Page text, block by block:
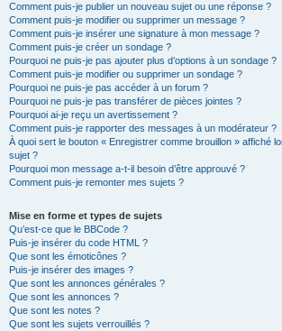
Comment puis-je publier un nouveau sujet ou une réponse ?
Comment puis-je modifier ou supprimer un message ?
Comment puis-je insérer une signature à mon message ?
Comment puis-je créer un sondage ?
Pourquoi ne puis-je pas ajouter plus d’options à un sondage ?
Comment puis-je modifier ou supprimer un sondage ?
Pourquoi ne puis-je pas accéder à un forum ?
Pourquoi ne puis-je pas transférer de pièces jointes ?
Pourquoi ai-je reçu un avertissement ?
Comment puis-je rapporter des messages à un modérateur ?
À quoi sert le bouton « Enregistrer comme brouillon » affiché
sujet ?
Pourquoi mon message a-t-il besoin d’être approuvé ?
Comment puis-je remonter mes sujets ?
Mise en forme et types de sujets
Qu’est-ce que le BBCode ?
Puis-je insérer du code HTML ?
Que sont les émoticônes ?
Puis-je insérer des images ?
Que sont les annonces générales ?
Que sont les annonces ?
Que sont les notes ?
Que sont les sujets verrouillés ?